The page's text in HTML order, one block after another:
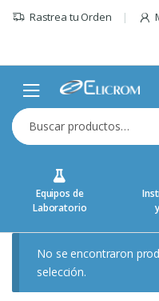
Rastrea tu Orden
Buscar
por:
Equipos de
Laboratorio
No se encontraron
selección.